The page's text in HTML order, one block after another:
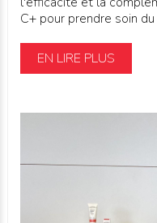
C+ pour prendre soin
EN LIRE PLUS